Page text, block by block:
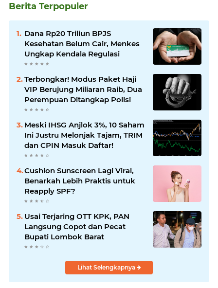
Berita Terpopuler
Dana Rp20 Triliun BPJS
Kesehatan Belum Cair, Menkes
Ungkap Kendala Regulasi
Terbongkar! Modus Paket Haji
VIP Berujung Miliaran Raib, Dua
Perempuan Ditangkap Polisi
Meski IHSG Anjlok 3%, 10 Saham
Ini Justru Melonjak Tajam, TRIM
dan CPIN Masuk Daftar!
Cushion Sunscreen Lagi Viral,
Benarkah Lebih Praktis untuk
Reapply SPF?
Usai Terjaring OTT KPK, PAN
Langsung Copot dan Pecat
Bupati Lombok Barat
Lihat Selengkapnya